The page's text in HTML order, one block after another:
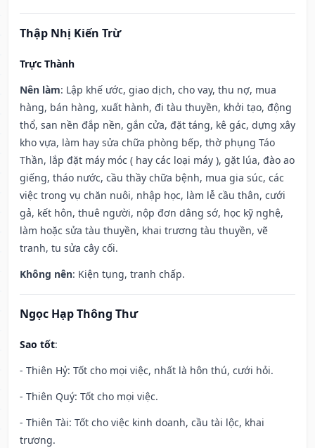
Thập Nhị Kiến Trừ
Trực Thành
Nên làm: Lập khế ước, giao dịch, cho vay, thu nợ, mua
hàng, bán hàng, xuất hành, đi tàu thuyền, khởi tạo, động
thổ, san nền đắp nền, gắn cửa, đặt táng, kê gác, dựng xây
kho vựa, làm hay sửa chữa phòng bếp, thờ phụng Táo
Thần, lắp đặt máy móc ( hay các loại máy ), gặt lúa, đào ao
giếng, tháo nước, cầu thầy chữa bệnh, mua gia súc, các
việc trong vụ chăn nuôi, nhập học, làm lễ cầu thân, cưới
gả, kết hôn, thuê người, nộp đơn dâng sớ, học kỹ nghệ,
làm hoặc sửa tàu thuyền, khai trương tàu thuyền, vẽ
tranh, tu sửa cây cối.
Không nên: Kiện tụng, tranh chấp.
Ngọc Hạp Thông Thư
Sao tốt:
- Thiên Hỷ: Tốt cho mọi việc, nhất là hôn thú, cưới hỏi.
- Thiên Quý: Tốt cho mọi việc.
- Thiên Tài: Tốt cho việc kinh doanh, cầu tài lộc, khai
trương.